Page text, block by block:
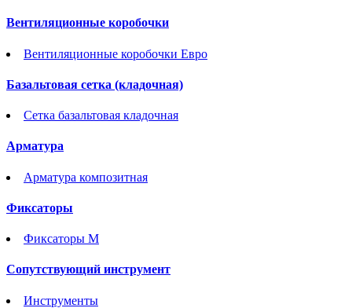
Вентиляционные коробочки
Вентиляционные коробочки Евро
Базальтовая сетка (кладочная)
Сетка базальтовая кладочная
Арматура
Арматура композитная
Фиксаторы
Фиксаторы М
Сопутствующий инструмент
Инструменты